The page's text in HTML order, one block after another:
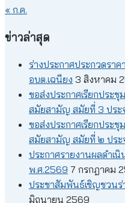
« ก.ค.
ข่าวล่าสุด
ร่างประกาศประกวดราค
อบต.เฉนียง 3 สิงหาคม
ขอส่งประกาศเรียกประ
สมัยสามัญ สมัยที่ 3 ประ
ขอส่งประกาศเรียกประ
สมัยสามัญ สมัยที่ ๒ ปร
ประกาศรายงานผลดำเ
พ.ศ.2569 7 กรกฎาคม
ประชาสัมพันธ์เชิญชวน
มิถุนายน 2569